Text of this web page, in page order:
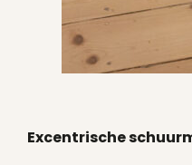
Excentrische